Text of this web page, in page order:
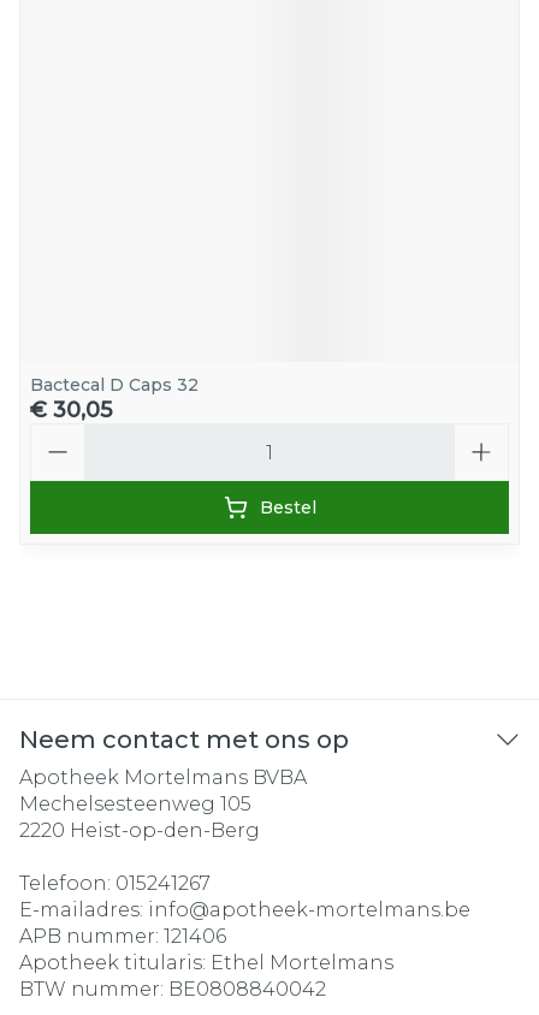
Bactecal D Caps 32
€ 30,05
Bestel
Neem contact met ons op
Apotheek Mortelmans BVBA
Mechelsesteenweg 105
2220 Heist-op-den-Berg
Telefoon: 015241267
E-mailadres: info@apotheek-mortelmans.be
APB nummer: 121406
Apotheek titularis: Ethel Mortelmans
BTW nummer: BE0808840042